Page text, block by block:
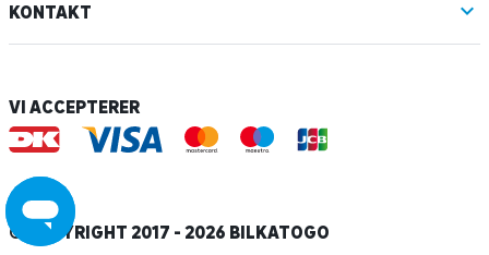
KONTAKT
VI ACCEPTERER
© COPYRIGHT 2017 - 2026 BILKATOGO